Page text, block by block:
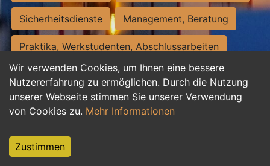
Wir verwenden Cookies, um Ihnen eine bessere
Nutzererfahrung zu ermöglichen. Durch die Nutzung
unserer Webseite stimmen Sie unserer Verwendung
von Cookies zu. Mehr Informationen
Zustimmen
Sicherheitsdienste Management, Beratung
Praktika, Werkstudenten, Abschlussarbeiten
Personalwesen Assistenz, Sekretariat
Hilfskräfte, Aushilfs- und Nebenjobs
Weiterbildung, Studium, duale Ausbildung